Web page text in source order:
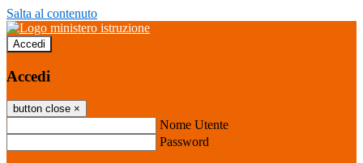
Salta al contenuto
Accedi
Accedi
button close ×
Nome Utente
Password